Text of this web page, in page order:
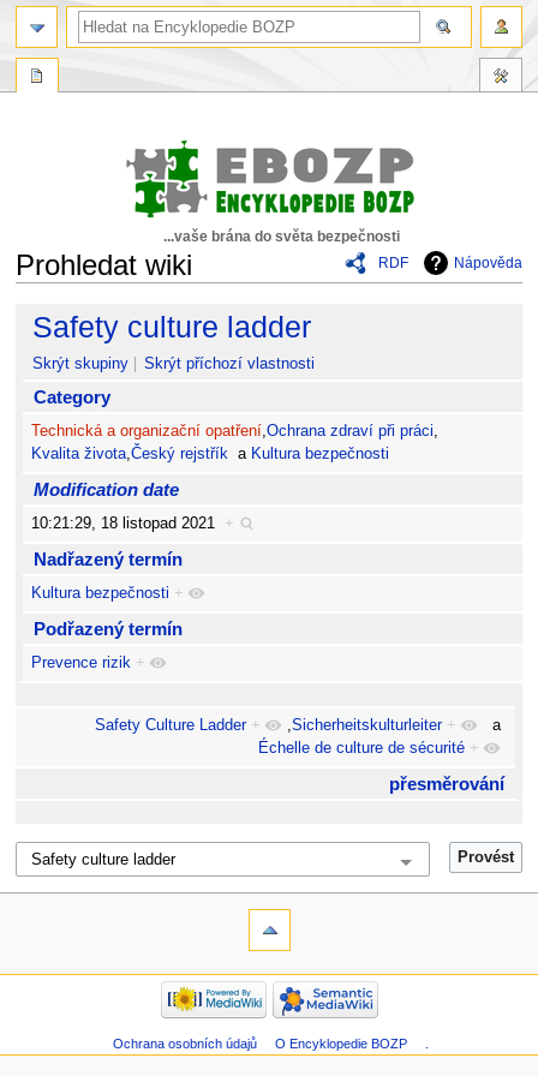
...vaše brána do světa bezpečnosti
RDF
Nápověda
Prohledat wiki
Skočit
navigaci
Skočit
vyhledávání
Safety culture ladder
Skrýt skupiny Skrýt příchozí vlastnosti
Category
Technická a organizační opatření,Ochrana zdraví při práci,
Kvalita života,Český rejstřík a Kultura bezpečnosti
Modification date
10:21:29, 18 listopad 2021 +
Nadřazený termín
Kultura bezpečnosti +
Podřazený termín
Prevence rizik +
Safety Culture Ladder + ,Sicherheitskulturleiter +
a
Échelle de culture de sécurité +
přesměrování
Ochrana osobních údajů O Encyklopedie BOZP